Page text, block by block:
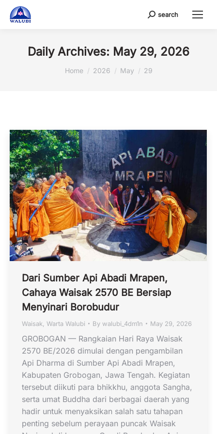
Search:
search
Daily Archives: May 29, 2026
You are here:
Home 2026 May 29
Dari Sumber Api Abadi Mrapen,
Cahaya Waisak 2570 BE Bersiap
Menyinari Borobudur
Waisak Warta Walubi By walubi_4dm1n May 29, 2026
GROBOGAN — Rangkaian Hari Raya Waisak
2570 BE/2026 dimulai dengan pengambilan
Api Dharma di Sumber Api Abadi Mrapen,
Kabupaten Grobogan, Jawa Tengah. Kegiatan
tersebut diikuti para bhikkhu, anggota Sangha,
serta umat Buddha dari berbagai daerah yang
hadir untuk menyaksikan salah satu tahapan
penting sebelum perayaan puncak Waisak